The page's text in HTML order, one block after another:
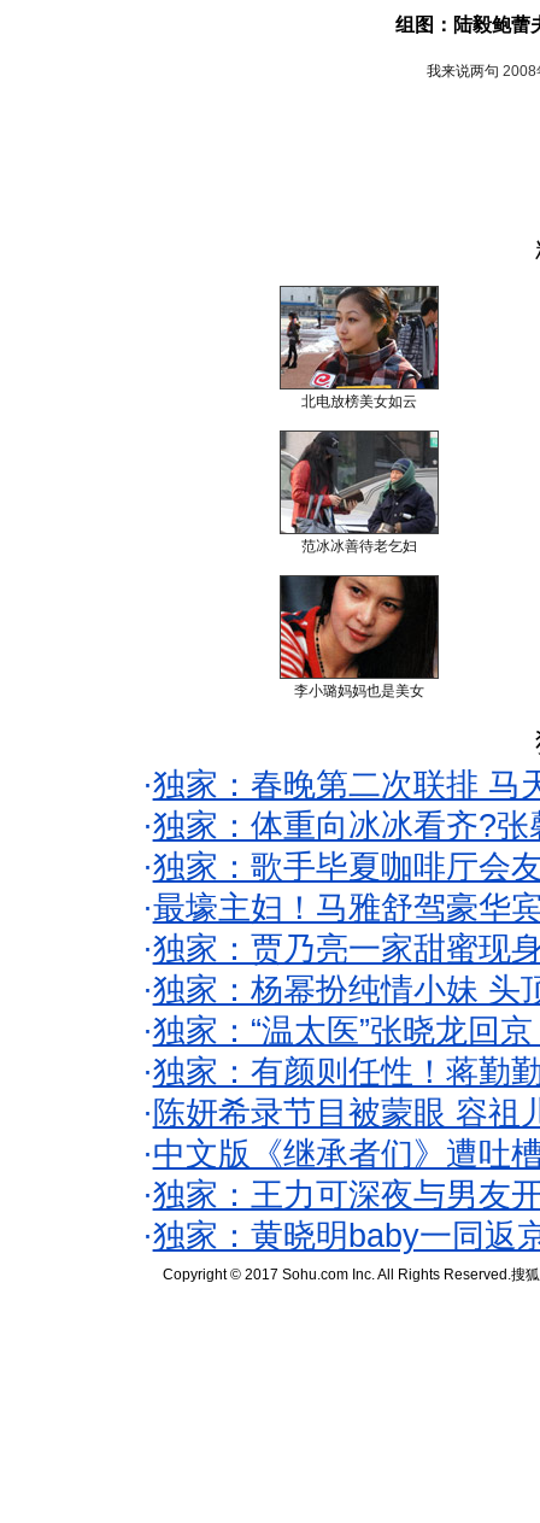
组图：陆毅鲍蕾
我来说两句 2008
北电放榜美女如云
范冰冰善待老乞妇
李小璐妈妈也是美女
·独家：春晚第二次联排 马
·独家：体重向冰冰看齐?
·独家：歌手毕夏咖啡厅会
·最壕主妇！马雅舒驾豪华
·独家：贾乃亮一家甜蜜现
·独家：杨幂扮纯情小妹 头
·独家：“温太医”张晓龙回
·独家：有颜则任性！蒋勤
· 陈妍希录节目被蒙眼 容祖
·中文版《继承者们》遭吐
·独家：王力可深夜与男友
·独家：黄晓明baby一同返
Copyright © 2017 Sohu.com Inc. All Rights Reserved.搜